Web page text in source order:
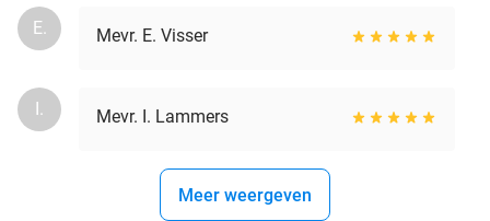
E. Mevr. E. Visser
I. Mevr. I. Lammers
Meer weergeven